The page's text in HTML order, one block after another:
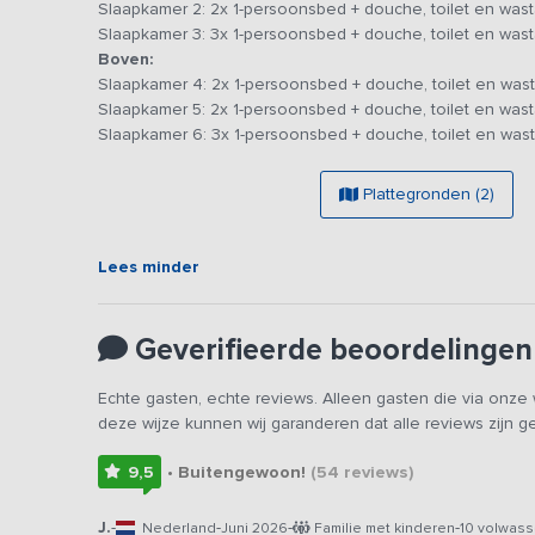
Door de houten schuifdeur die de badkamer scheidt
dat de landelijke stijl ook in de slaapkamers
2-persoons en een 3-persoons, de andere slaapkamers
om je heen is een goede nachtrust hier gegarandeerd!
De ruime tuin is een plek waar kinderen onbezorgd
zoals geiten, kippen, konijnen en pony’s. Verder is er
allen ’s avonds rondom de vuurkorf (hout is aanwezig)
Is duurzaamheid belangrijk voor jou? Dan is dit
Slaapkamer 2: 2x 1-persoonsbed + douche, toilet en
Slaapkamer 3: 3x 1-persoonsbed + douche, toilet en
Boven:
Slaapkamer 4: 2x 1-persoonsbed + douche, toilet en
Slaapkamer 5: 2x 1-persoonsbed + douche, toilet en
Slaapkamer 6: 3x 1-persoonsbed + douche, toilet en
Plattegronden (2)
Lees minder
Geverifieerde beoordelingen
Echte gasten, echte reviews. Alleen gasten die via
deze wijze kunnen wij garanderen dat alle reviews zijn
9,5 • Buitengewoon! (54 reviews)
J.- Nederland-Juni 2026- Familie met kinderen-10